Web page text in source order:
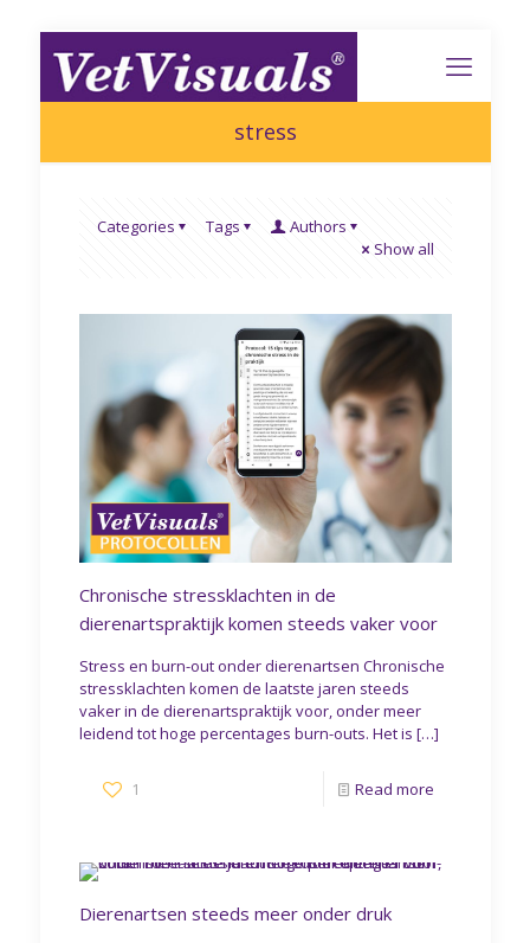
stress
Categories Tags
Authors
Show all
Chronische stressklachten in de
dierenartspraktijk komen steeds vaker voor
Stress en burn-out onder dierenartsen Chronische
stressklachten komen de laatste jaren steeds
vaker in de dierenartspraktijk voor, onder meer
leidend tot hoge percentages burn-outs. Het is […]
1 Read more
Dierenartsen steeds meer onder druk